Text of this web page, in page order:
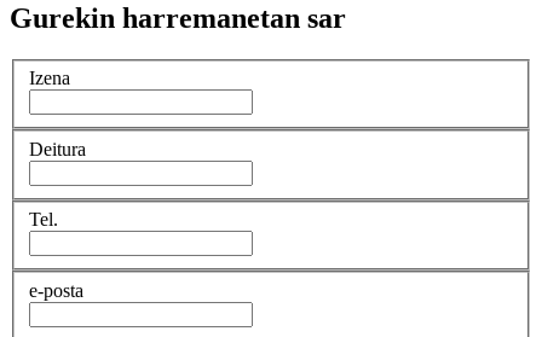
Gurekin harremanetan sar
Izena
Deitura
Tel.
e-posta